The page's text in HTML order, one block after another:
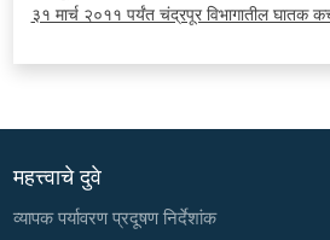
३१ मार्च २०११ पर्यंत चंद्रपूर विभागातील घातक
महत्त्वाचे दुवे
व्यापक पर्यावरण प्रदूषण निर्देशांक